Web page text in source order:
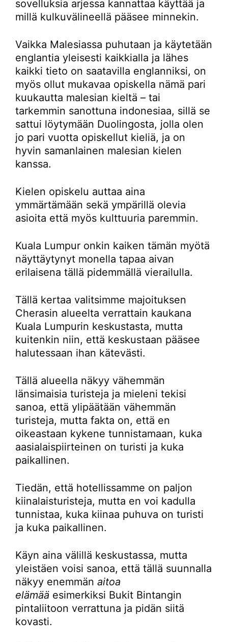
sovelluksia arjessa kannattaa käyttää ja
millä kulkuvälineellä pääsee minnekin.
Vaikka Malesiassa puhutaan ja käytetään
englantia yleisesti kaikkialla ja lähes
kaikki tieto on saatavilla englanniksi, on
myös ollut mukavaa opiskella nämä pari
kuukautta malesian kieltä – tai
tarkemmin sanottuna indonesiaa, sillä se
sattui löytymään Duolingosta, jolla olen
jo pari vuotta opiskellut kieliä, ja on
hyvin samanlainen malesian kielen
kanssa.
Kielen opiskelu auttaa aina
ymmärtämään sekä ympärillä olevia
asioita että myös kulttuuria paremmin.
Kuala Lumpur onkin kaiken tämän myötä
näyttäytynyt monella tapaa aivan
erilaisena tällä pidemmällä vierailulla.
Tällä kertaa valitsimme majoituksen
Cherasin alueelta verrattain kaukana
Kuala Lumpurin keskustasta, mutta
kuitenkin niin, että keskustaan pääsee
halutessaan ihan kätevästi.
Tällä alueella näkyy vähemmän
länsimaisia turisteja ja mieleni tekisi
sanoa, että ylipäätään vähemmän
turisteja, mutta fakta on, että en
oikeastaan kykene tunnistamaan, kuka
aasialaispiirteinen on turisti ja kuka
paikallinen.
Tiedän, että hotellissamme on paljon
kiinalaisturisteja, mutta en voi kadulla
tunnistaa, kuka kiinaa puhuva on turisti
ja kuka paikallinen.
Käyn aina välillä keskustassa, mutta
yleistäen voisi sanoa, että tällä suunnalla
näkyy enemmän aitoa
elämää esimerkiksi Bukit Bintangin
pintaliitoon verrattuna ja pidän siitä
kovasti.